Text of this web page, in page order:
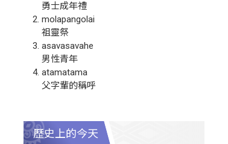
勇士成年禮
molapangolai
祖靈祭
asavasavahe
男性青年
atamatama
父字輩的稱呼
歷史上的今天